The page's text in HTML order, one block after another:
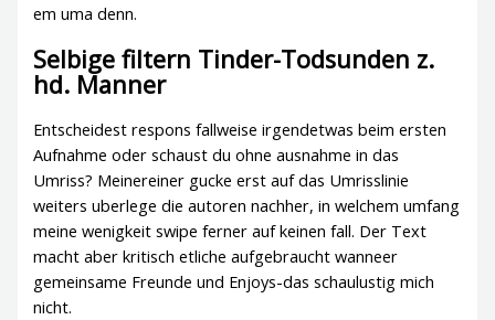
em uma denn.
Selbige filtern Tinder-Todsunden z.
hd. Manner
Entscheidest respons fallweise irgendetwas beim ersten
Aufnahme oder schaust du ohne ausnahme in das
Umriss? Meinereiner gucke erst auf das Umrisslinie
weiters uberlege die autoren nachher, in welchem umfang
meine wenigkeit swipe ferner auf keinen fall. Der Text
macht aber kritisch etliche aufgebraucht wanneer
gemeinsame Freunde und Enjoys-das schaulustig mich
nicht.